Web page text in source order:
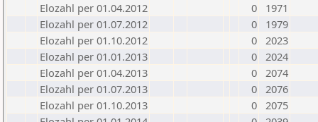
Elozahl per 01.04.2012
0
1971
Elozahl per 01.07.2012
0
1979
Elozahl per 01.10.2012
0 2023
Elozahl per 01.01.2013
0 2024
Elozahl per 01.04.2013
0 2074
Elozahl per 01.07.2013
0 2076
Elozahl per 01.10.2013
0 2075